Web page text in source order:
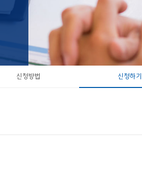
신청방법 신청하기